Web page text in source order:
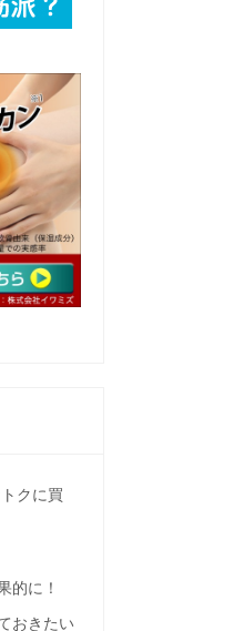
クに買
的に！
おきたい